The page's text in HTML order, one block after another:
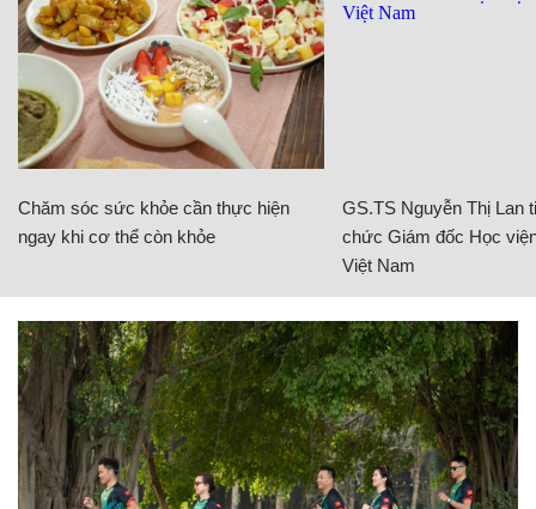
Chăm sóc sức khỏe cần thực hiện
ngay khi cơ thể còn khỏe
GS.TS Nguyễn Thị Lan
chức Giám đốc Học
Việt Nam